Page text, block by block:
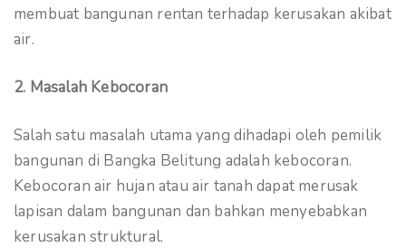
membuat bangunan rentan terhadap kerusakan akibat
air.
2. Masalah Kebocoran
Salah satu masalah utama yang dihadapi oleh pemilik
bangunan di Bangka Belitung adalah kebocoran.
Kebocoran air hujan atau air tanah dapat merusak
lapisan dalam bangunan dan bahkan menyebabkan
kerusakan struktural.